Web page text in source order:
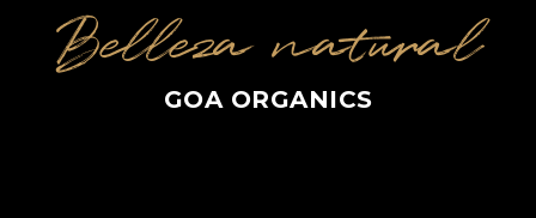
Belleza natural
GOA ORGANICS